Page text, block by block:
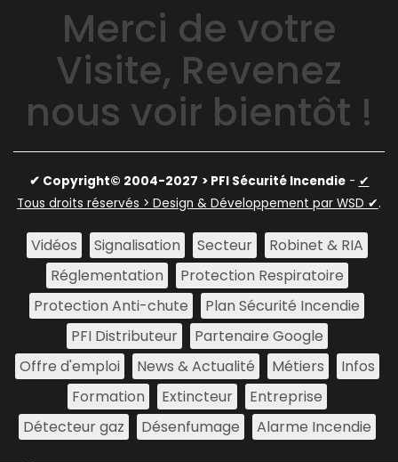
Merci de votre
Visite, Revenez
nous voir bientôt !
✔ Copyright© 2004-2027 > PFI Sécurité Incendie- ✔
Tous droits réservés > Design & Développement par WSD ✔.
Vidéos Signalisation Secteur
Robinet & RIA
Réglementation
Protection Respiratoire
Protection Anti-chute
Plan Sécurité Incendie
PFI Distributeur
Partenaire Google
Offre d'emploi
News & Actualité Métiers
Infos
Formation
Extincteur
Entreprise
Détecteur gaz
Désenfumage Alarme Incendie